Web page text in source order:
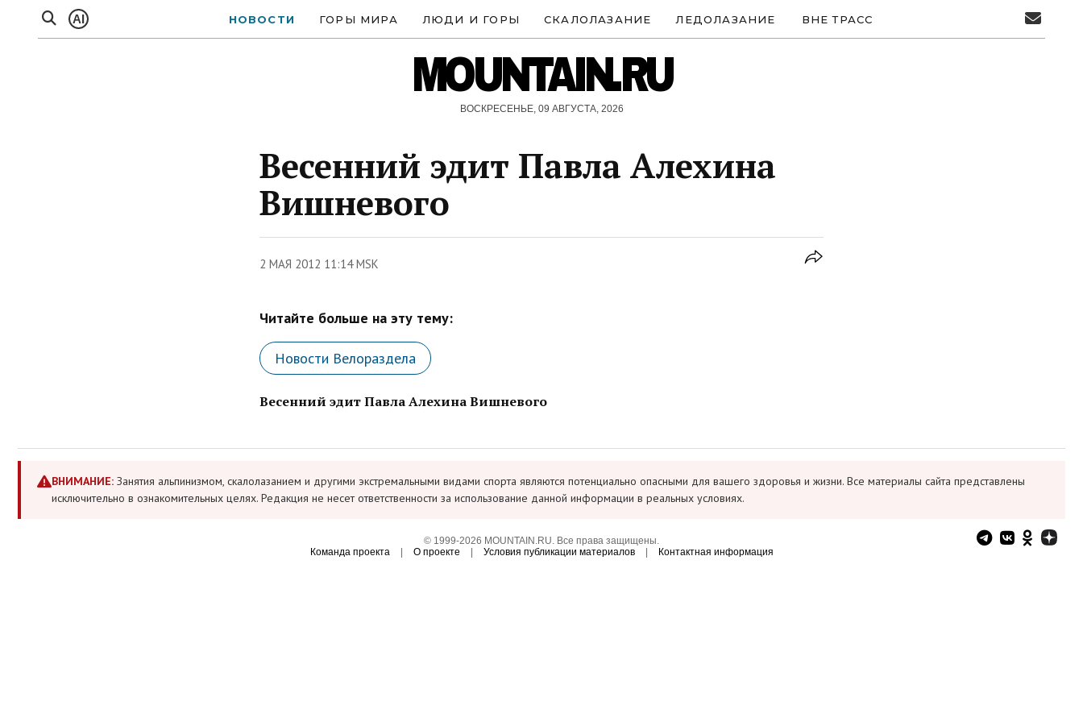
AI НОВОСТИ ГОРЫ МИРА ЛЮДИ И ГОРЫ СКАЛОЛАЗАНИЕ ЛЕДОЛАЗАНИЕ ВНЕ ТРАСС
MOUNTAIN.RU
ВОСКРЕСЕНЬЕ, 09 АВГУСТА, 2026
Весенний эдит Павла Алехина
Вишневого
2 МАЯ 2012 11:14 MSK
Читайте больше на эту тему:
Новости Велораздела
Весенний эдит Павла Алехина Вишневого
ВНИМАНИЕ: Занятия альпинизмом, скалолазанием и другими экстремальными видами спорта являются потенциально опасными для вашего здоровья и жизни. Все материалы сайта представлены
исключительно в ознакомительных целях. Редакция не несет ответственности за использование данной информации в реальных условиях.
© 1999-2026 MOUNTAIN.RU. Все права защищены.
Команда проекта
О проекте Условия публикации материалов Контактная информация